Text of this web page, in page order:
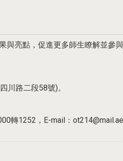
亮點，促進更多師生瞭解並參
路二段58號)。
1252，E-mail：